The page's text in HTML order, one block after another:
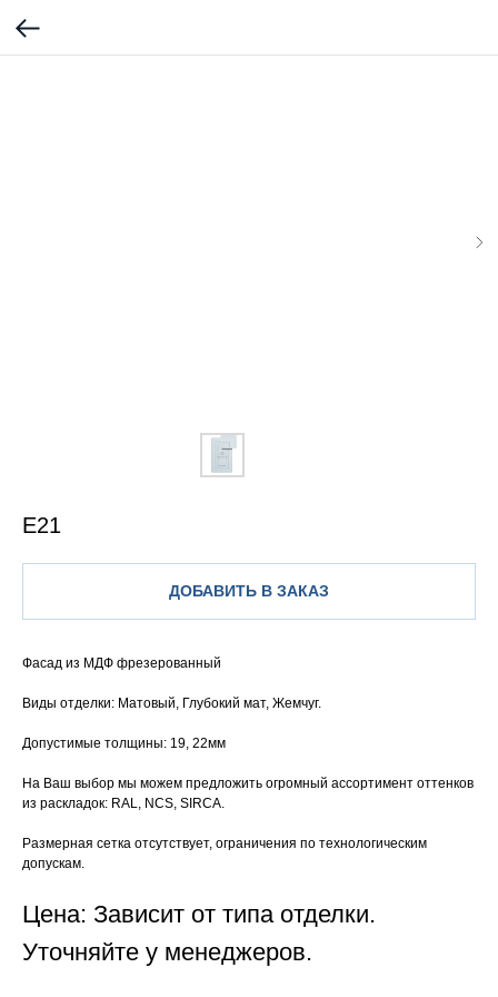
E21
ДОБАВИТЬ В ЗАКАЗ
Фасад из МДФ фрезерованный
Виды отделки: Матовый, Глубокий мат, Жемчуг.
Допустимые толщины: 19, 22мм
На Ваш выбор мы можем предложить огромный ассортимент оттенков
из раскладок: RAL, NCS, SIRCA.
Размерная сетка отсутствует, ограничения по технологическим
допускам.
Цена: Зависит от типа отделки.
Уточняйте у менеджеров.